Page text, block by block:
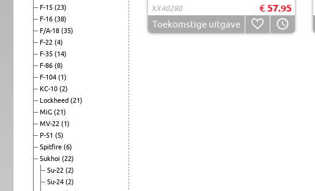
F-15 (23)
F-16 (38)
F/A-18 (35)
F-22 (4)
F-35 (14)
F-86 (8)
F-104 (1)
KC-10 (2)
Lockheed (21)
MiG (21)
MV-22 (1)
P-51 (5)
Spitfire (6)
Sukhoi (22)
Su-22 (2)
Su-24 (2)
XX40280
€ 57.95
Toekomstige uitgave